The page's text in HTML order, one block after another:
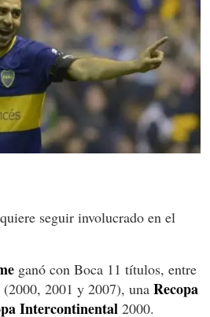
seguir involucrado en el
ganó con Boca 11 títulos, entre
(2000, 2001 y 2007), una Recopa
Intercontinental 2000.